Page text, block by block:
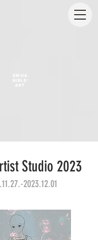
EWHA
GIRLS'
ART
Studio 2023
2023.12.01